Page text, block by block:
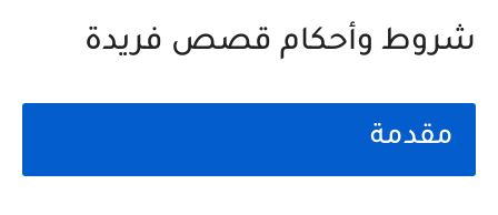
شروط وأحكام قصص فريدة
مقدمة